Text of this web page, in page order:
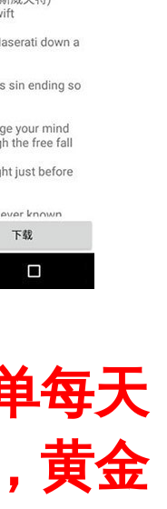
每天
黄金